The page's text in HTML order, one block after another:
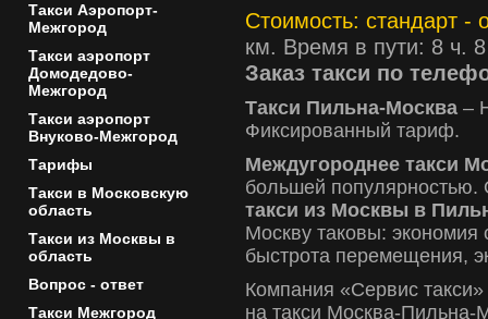
Такси Аэропорт-
Межгород
Такси аэропорт
Домодедово-
Межгород
Такси аэропорт
Внуково-Межгород
Тарифы
Такси в Московскую
область
Такси из Москвы в
область
Вопрос - ответ
Такси Межгород
Стоимость: стандарт -
км. Время в пути: 8 ч.
Заказ такси по
Такси Пильна-Москва –
Фиксированный тариф.
Междугороднее такси
большей популярностью.
такси из Москвы в
Москву таковы: экономия
быстрота перемещения,
Компания «Сервис такси»
на такси Москва-Пильна-